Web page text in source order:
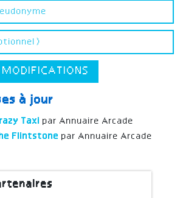
à jour
Taxi par Annuaire Arcade
Flintstone par Annuaire Arcade